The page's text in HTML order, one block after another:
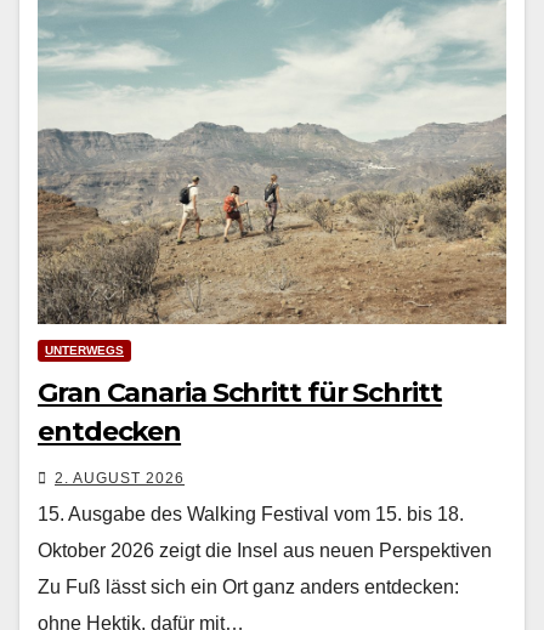
UNTERWEGS
Gran Canaria Schritt für Schritt
entdecken
2. AUGUST 2026
15. Ausgabe des Walking Festival vom 15. bis 18.
Oktober 2026 zeigt die Insel aus neuen Perspektiven
Zu Fuß lässt sich ein Ort ganz anders ent­deck­en:
ohne Hek­tik, dafür mit…